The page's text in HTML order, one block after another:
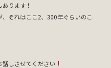
ります！
それはここ2、300年ぐらいのこ
話しさせてください